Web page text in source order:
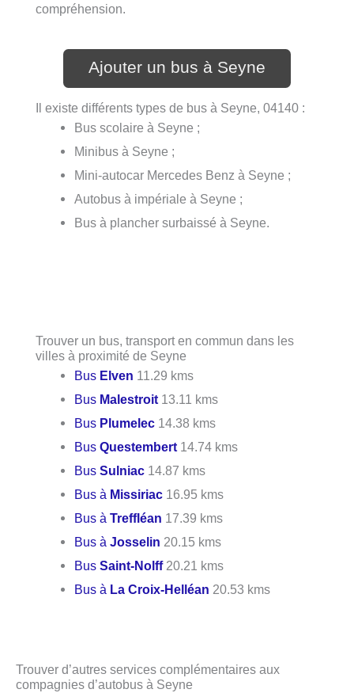
compréhension.
Ajouter un bus à Seyne
Il existe différents types de bus à Seyne, 04140 :
Bus scolaire à Seyne ;
Minibus à Seyne ;
Mini-autocar Mercedes Benz à Seyne ;
Autobus à impériale à Seyne ;
Bus à plancher surbaissé à Seyne.
Trouver un bus, transport en commun dans les
villes à proximité de Seyne
Bus Elven 11.29 kms
Bus Malestroit 13.11 kms
Bus Plumelec 14.38 kms
BusQuestembert 14.74 kms
BusSulniac 14.87 kms
Bus à Missiriac 16.95 kms
Bus àTreffléan 17.39 kms
Bus àJosselin 20.15 kms
BusSaint-Nolff20.21 kms
Bus à La Croix-Helléan 20.53 kms
Trouver d’autres services complémentaires aux
compagnies d’autobus à Seyne